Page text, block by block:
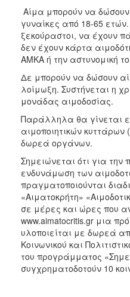
Αίμα μπορούν να δώσουν
γυναίκες από 18-65
ξεκούραστοι, να έχουν
δεν έχουν κάρτα
ΑΜΚΑ ή την αστυνομική
Δε μπορούν να δώσουν
λοίμωξη. Συστήνεται η
μονάδας αιμοδοσίας.
Παράλληλα θα γίνεται
αιμοποιητικών
δωρεά οργάνων.
Σημειώνεται ότι για
ενδυνάμωση των
πραγματοποιούνται
«Αιματοκρήτη»
σε μέρες και ώρες που
www.aimatocritis.gr μια
υλοποιείται με δωρεά
Κοινωνικού και
του προγράμματος
συγχρηματοδοτούν 10